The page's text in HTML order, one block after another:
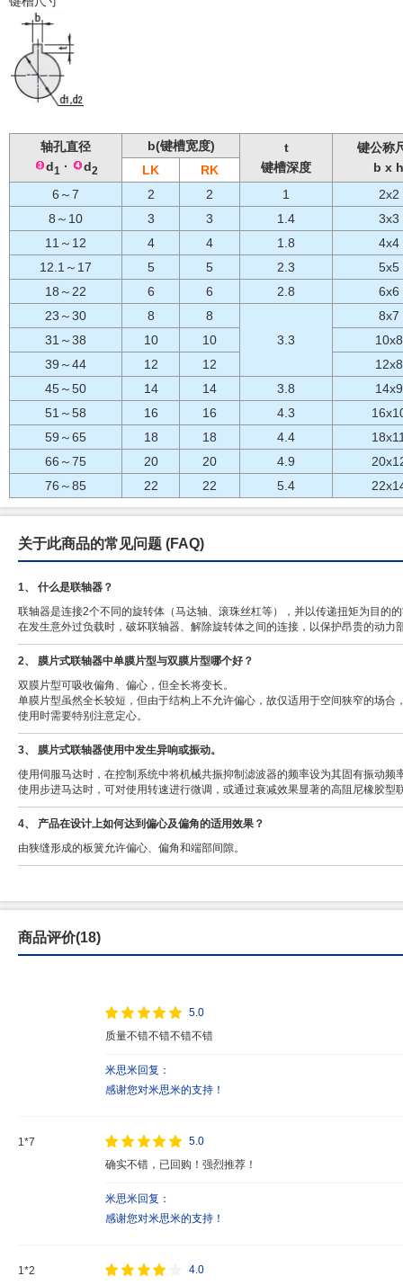
轴孔直径
d1 · d2
b(键槽宽度)
t
键槽深度
键公称
b x h
LK
RK
6～7
2 2 1
2x2
8～10
3 3 1.4
3x3
11～12
4 4 1.8
4x4
12.1～17
5 5 2.3
5x5
18～22
6 6 2.8
6x6
23～30
8
8
3.3
8x7
31～38
10 10
10x8
39～44
12 12
12x8
45～50
14 14 3.8
14x9
51～58
16 16 4.3
59～65
18 18 4.4
66～75
20 20 4.9
76～85
22 22 5.4
关于此商品的常见问题 (FAQ)
1、 什么是联轴器？
联轴器是连接2个不同的旋转体（马达轴、滚珠丝杠等），并以传递扭矩为目的
在发生意外过负载时，破坏联轴器、解除旋转体之间的连接，以保护昂贵的动力
2、 膜片式联轴器中单膜片型与双膜片型哪个好？
双膜片型可吸收偏角、偏心，但全长将变长。
单膜片型虽然全长较短，但由于结构上不允许偏心，故仅适用于空间狭窄的场合
使用时需要特别注意定心。
3、 膜片式联轴器使用中发生异响或振动。
使用伺服马达时，在控制系统中将机械共振抑制滤波器的频率设为其固有振动频
使用步进马达时，可对使用转速进行微调，或通过衰减效果显著的高阻尼橡胶型
4、 产品在设计上如何达到偏心及偏角的适用效果？
由狭缝形成的板簧允许偏心、偏角和端部间隙。
商品评价(18)
5.0
质量不错不错不错不错
米思米回复：
感谢您对米思米的支持！
1*7
5.0
确实不错，已回购！强烈推荐！
米思米回复：
感谢您对米思米的支持！
1*2
4.0